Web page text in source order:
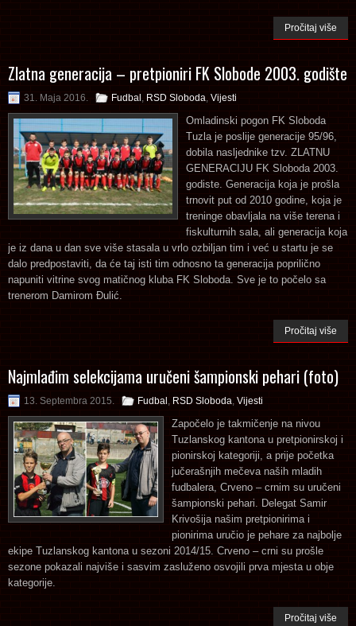
Pročitaj više
Zlatna generacija – pretpioniri FK Slobode 2003. godište
31. Maja 2016. Fudbal RSD Sloboda Vijesti
Omladinski pogon FK Sloboda
Tuzla je poslije generacije 95/96,
dobila nasljednike tzv. ZLATNU
GENERACIJU FK Sloboda 2003.
godiste. Generacija koja je prošla
trnovit put od 2010 godine, koja je
treninge obavljala na više terena i
fiskulturnih sala, ali generacija koja
je iz dana u dan sve više stasala u vrlo ozbiljan tim i već u startu je se
dalo predpostaviti, da će taj isti tim odnosno ta generacija poprilično
napuniti vitrine svog matičnog kluba FK Sloboda. Sve je to počelo sa
trenerom Damirom Đulić.
Pročitaj više
Najmlađim selekcijama uručeni šampionski pehari (foto)
13. Septembra 2015. Fudbal RSD Sloboda Vijesti
Započelo je takmičenje na nivou
Tuzlanskog kantona u pretpionirskoj i
pionirskoj kategoriji, a prije početka
jučerašnjih mečeva naših mladih
fudbalera, Crveno – crnim su uručeni
šampionski pehari. Delegat Samir
Krivošija našim pretpionirima i
pionirima uručio je pehare za najbolje
ekipe Tuzlanskog kantona u sezoni 2014/15. Crveno – crni su prošle
sezone pokazali najviše i sasvim zasluženo osvojili prva mjesta u obje
kategorije.
Pročitaj više